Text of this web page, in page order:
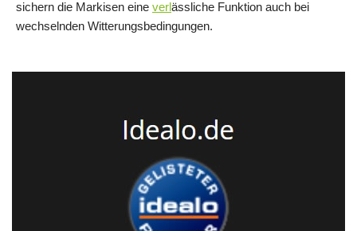
sichern die Markisen eine verlässliche Funktion auch bei
wechselnden Witterungsbedingungen.